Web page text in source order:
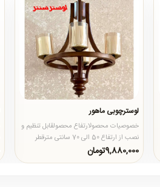
لوسترچوبی ماهور
خصوصیات محصولارتفاع محصولقابل تنظیم و
نصب از ارتفاع 50 الی 70 سانتی مترقطر
محصول60 سانتی مترجنس محصو..
9,880,000تومان